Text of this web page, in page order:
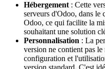
Hébergement : Cette
serveurs d'Odoo, dans le
Odoo, ce qui facilite la
souhaitant une solution
Personnalisation : La
version ne contient pas
configuration et